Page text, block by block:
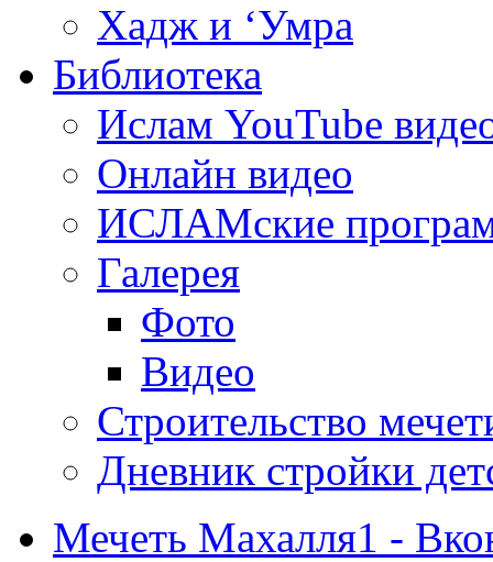
Хадж и ‘Умра
Библиотека
Ислам YouTube
Онлайн видео
ИСЛАМские
Галерея
Фото
Видео
Строительство
Дневник стройки
Мечеть Махалля1 -